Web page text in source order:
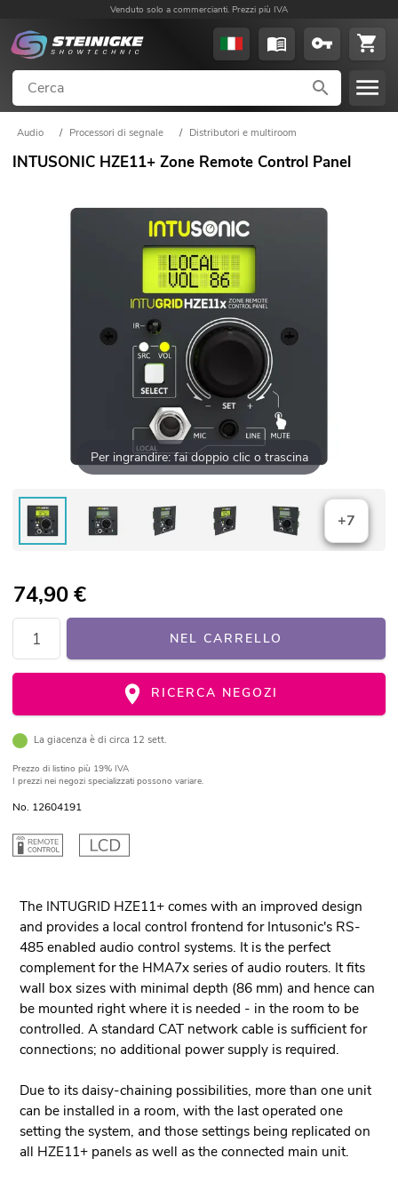
Venduto solo a commercianti. Prezzi più IVA
Audio / Processori di segnale / Distributori e multiroom
INTUSONIC HZE11+ Zone Remote Control Panel
Per ingrandire: fai doppio clic o trascina
+7
74,90€
NEL CARRELLO
RICERCA NEGOZI
La giacenza è di circa 12 sett.
Prezzo di listino più 19% IVA
I prezzi nei negozi specializzati possono variare.
No. 12604191
The INTUGRID HZE11+ comes with an improved design
and provides a local control frontend for Intusonic's RS-
485 enabled audio control systems. It is the perfect
complement for the HMA7x series of audio routers. It fits
wall box sizes with minimal depth (86 mm) and hence can
be mounted right where it is needed - in the room to be
controlled. A standard CAT network cable is sufficient for
connections; no additional power supply is required.
Due to its daisy-chaining possibilities, more than one unit
can be installed in a room, with the last operated one
setting the system, and those settings being replicated on
all HZE11+ panels as well as the connected main unit.